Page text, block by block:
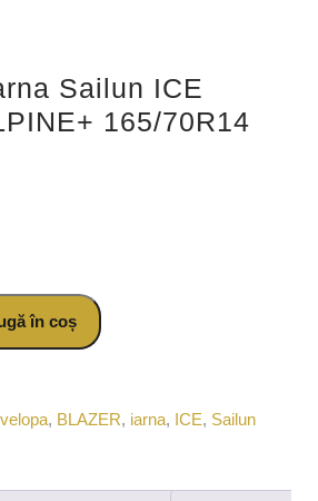
Sailun ICE
165/70R14
Sailun ICE BLAZER ALPINE+
în coș
, BLAZER, iarna, ICE, Sailun